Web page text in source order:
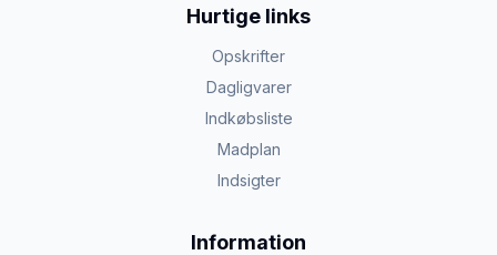
Hurtige links
Opskrifter
Dagligvarer
Indkøbsliste
Madplan
Indsigter
Information